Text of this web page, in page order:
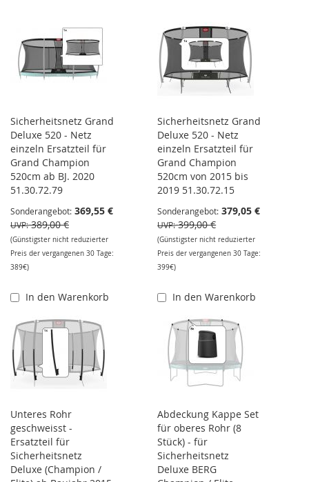
Sicherheitsnetz Grand
Deluxe 520 - Netz
einzeln Ersatzteil für
Grand Champion
520cm ab BJ. 2020
51.30.72.79
Sonderangebot 369,55 €
UVP 389,00 €
(Günstigster nicht reduzierter
Preis der vergangenen 30 Tage:
389€)
In den Warenkorb
Sicherheitsnetz Grand
Deluxe 520 - Netz
einzeln Ersatzteil für
Grand Champion
520cm von 2015 bis
2019 51.30.72.15
Sonderangebot 379,05 €
UVP 399,00 €
(Günstigster nicht reduzierter
Preis der vergangenen 30 Tage:
399€)
In den Warenkorb
Unteres Rohr
geschweisst -
Ersatzteil für
Sicherheitsnetz
Deluxe (Champion /
Abdeckung Kappe Set
für oberes Rohr (8
Stück) - für
Sicherheitsnetz
Deluxe BERG